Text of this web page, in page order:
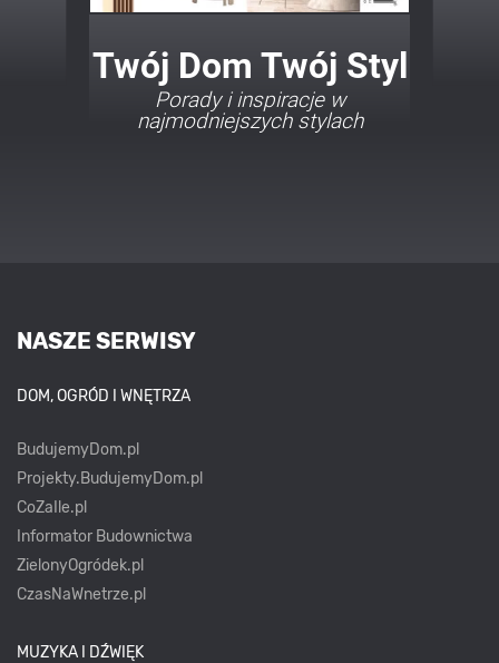
Twój Dom Twój Styl
Porady i inspiracje w
najmodniejszych stylach
NASZE SERWISY
DOM, OGRÓD I WNĘTRZA
BudujemyDom.pl
Projekty.BudujemyDom.pl
CoZaIle.pl
Informator Budownictwa
ZielonyOgródek.pl
CzasNaWnetrze.pl
MUZYKA I DŹWIĘK